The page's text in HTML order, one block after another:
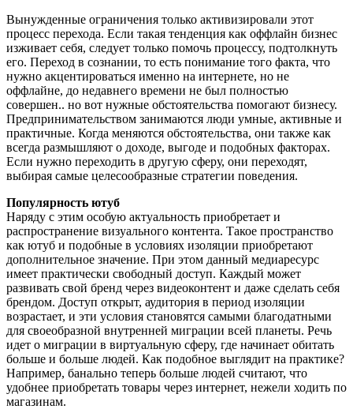
Вынужденные ограничения только активизировали этот
процесс перехода. Если такая тенденция как оффлайн бизнес
изживает себя, следует только помочь процессу, подтолкнуть
его. Переход в сознании, то есть понимание того факта, что
нужно акцентироваться именно на интернете, но не
оффлайне, до недавнего времени не был полностью
совершен.. но вот нужные обстоятельства помогают бизнесу.
Предпринимательством занимаются люди умные, активные и
практичные. Когда меняются обстоятельства, они также как
всегда размышляют о доходе, выгоде и подобных факторах.
Если нужно переходить в другую сферу, они переходят,
выбирая самые целесообразные стратегии поведения.
Популярность ютуб
Наряду с этим особую актуальность приобретает и
распространение визуального контента. Такое пространство
как ютуб и подобные в условиях изоляции приобретают
дополнительное значение. При этом данный медиаресурс
имеет практически свободный доступ. Каждый может
развивать свой бренд через видеоконтент и даже сделать себя
брендом. Доступ открыт, аудитория в период изоляции
возрастает, и эти условия становятся самыми благодатными
для своеобразной внутренней миграции всей планеты. Речь
идет о миграции в виртуальную сферу, где начинает обитать
больше и больше людей. Как подобное выглядит на практике?
Например, банально теперь больше людей считают, что
удобнее приобретать товары через интернет, нежели ходить по
магазинам.